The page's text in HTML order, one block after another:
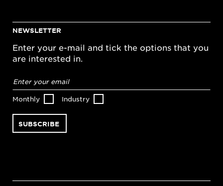
NEWSLETTER
Enter your e-mail and tick the options that you
are interested in.
address*
Monthly Industry